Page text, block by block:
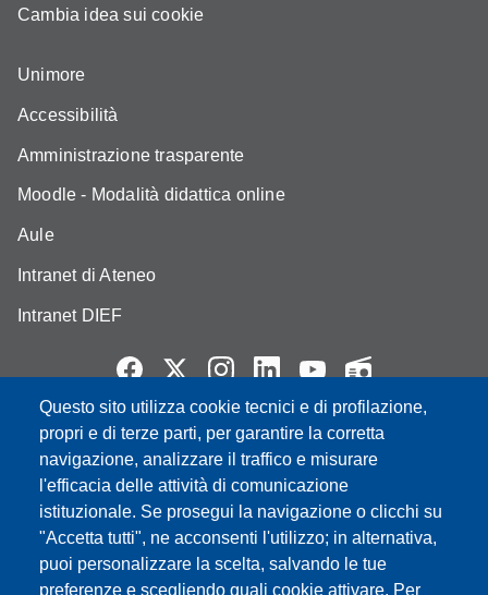
Questo sito utilizza cookie tecnici e di profilazione,
propri e di terze parti, per garantire la corretta
navigazione, analizzare il traffico e misurare
l'efficacia delle attività di comunicazione
istituzionale. Se prosegui la navigazione o clicchi su
"Accetta tutti", ne acconsenti l'utilizzo; in alternativa,
puoi personalizzare la scelta, salvando le tue
preferenze e scegliendo quali cookie attivare. Per
Cambia idea sui cookie
Unimore
Accessibilità
Amministrazione trasparente
Moodle - Modalità didattica online
Aule
Intranet di Ateneo
Intranet DIEF
Partita IVA: 00427620364
e-mail: urp@unimore.it
PEC: primo contatto: urp@pec.unimore.it
Indirizzo ReGIndE per notifica Atti Processuali:
direzionelegale@pec.unimore.it
Sede di Modena: Via Università 4, 41121 Modena, Tel. 059